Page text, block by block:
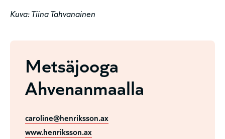
Kuva: Tiina Tahvanainen
Metsäjooga
Ahvenanmaalla
caroline@henriksson.ax
www.henriksson.ax